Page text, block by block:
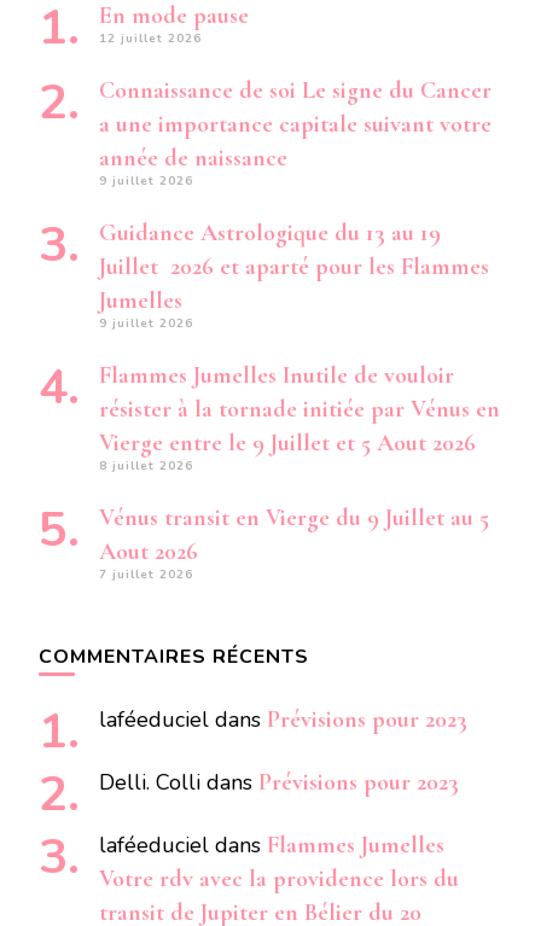
En mode pause
12 juillet 2026
Connaissance de soi Le signe du Cancer
a une importance capitale suivant votre
année de naissance
9 juillet 2026
Guidance Astrologique du 13 au 19
Juillet 2026 et aparté pour les Flammes
Jumelles
9 juillet 2026
Flammes Jumelles Inutile de vouloir
résister à la tornade initiée par Vénus en
Vierge entre le 9 Juillet et 5 Aout 2026
8 juillet 2026
Vénus transit en Vierge du 9 Juillet au 5
Aout 2026
7 juillet 2026
COMMENTAIRES RÉCENTS
laféeduciel dans Prévisions pour 2023
Delli. Colli dans Prévisions pour 2023
laféeduciel dans Flammes Jumelles
Votre rdv avec la providence lors du
transit de Jupiter en Bélier du 20